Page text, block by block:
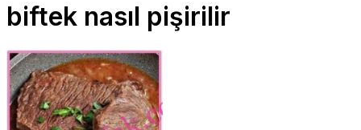
biftek nasıl pişirilir